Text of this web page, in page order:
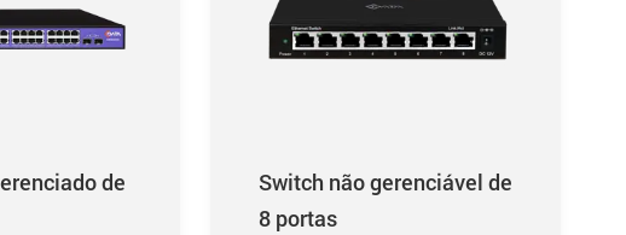
de
Switch não gerenciável de
8 portas